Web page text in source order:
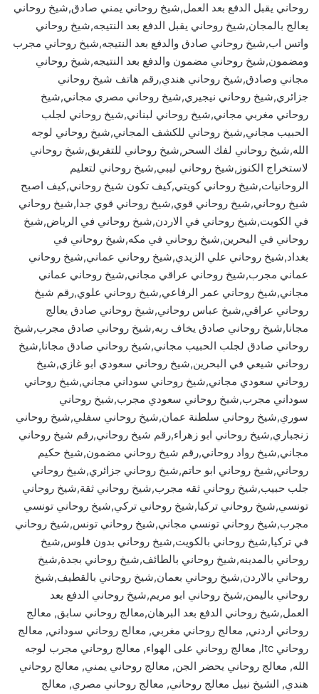
روحاني يقبل الدفع بعد العمل,شيخ روحاني يمني صادق,شيخ روحاني
يعالج بالمجان,شيخ روحاني يقبل الدفع بعد النتيجه,شيخ روحاني
واتس اب,شيخ روحاني صادق والدفع بعد النتيجه,شيخ روحاني مجرب
ومضمون,شيخ روحاني مضمون والدفع بعد النتيجه,شيخ روحاني
مجاني وصادق,شيخ روحاني هندي,رقم هاتف شيخ روحاني
جزائري,شيخ روحاني نيجيري,شيخ روحاني مصري مجاني,شيخ
روحاني مغربي مجاني,شيخ روحاني لبناني,شيخ روحاني لجلب
الحبيب مجاني,شيخ روحاني للكشف المجاني,شيخ روحاني لوجه
الله,شيخ روحاني لفك السحر,شيخ روحاني للتفريق,شيخ روحاني
لاستخراج الكنوز,شيخ روحاني ليبي,شيخ روحاني لتعليم
الروحانيات,شيخ روحاني كويتي,كيف تكون شيخ روحاني,كيف اصبح
شيخ روحاني,شيخ روحاني قوي,شيخ روحاني قوي جدا,شيخ روحاني
في الكويت,شيخ روحاني في الاردن,شيخ روحاني في الرياض,شيخ
روحاني في البحرين,شيخ روحاني في مكه,شيخ روحاني في
بغداد,شيخ روحاني علي الزيدي,شيخ روحاني عماني,شيخ روحاني
عماني مجرب,شيخ روحاني عراقي مجاني,شيخ روحاني عماني
مجاني,شيخ روحاني عمر الرفاعي,شيخ روحاني علوي,رقم شيخ
روحاني عراقي,شيخ عباس روحاني,شيخ روحاني صادق يعالج
مجانا,شيخ روحاني صادق يخاف ربه,شيخ روحاني صادق مجرب,شيخ
روحاني صادق لجلب الحبيب مجاني,شيخ روحاني صادق مجانا,شيخ
روحاني شيعي في البحرين,شيخ روحاني سعودي ابو غازي,شيخ
روحاني سعودي مجاني,شيخ روحاني سوداني مجاني,شيخ روحاني
سوداني مجرب,شيخ روحاني سعودي مجرب,شيخ روحاني
سوري,شيخ روحاني سلطنة عمان,شيخ روحاني سفلي,شيخ روحاني
زنجباري,شيخ روحاني ابو زهراء,رقم شيخ روحاني,رقم شيخ روحاني
مجاني,شيخ رواد روحاني,رقم شيخ روحاني مضمون,شيخ حكيم
روحاني,شيخ روحاني ابو حاتم,شيخ روحاني جزائري,شيخ روحاني
جلب حبيب,شيخ روحاني ثقه مجرب,شيخ روحاني ثقة,شيخ روحاني
تونسي,شيخ روحاني تركيا,شيخ روحاني تركي,شيخ روحاني تونسي
مجرب,شيخ روحاني تونسي مجاني,شيخ روحاني تونس,شيخ روحاني
في تركيا,شيخ روحاني بالكويت,شيخ روحاني بدون فلوس,شيخ
روحاني بالمدينه,شيخ روحاني بالطائف,شيخ روحاني بجدة,شيخ
روحاني بالاردن,شيخ روحاني بعمان,شيخ روحاني بالقطيف,شيخ
روحاني باليمن,شيخ روحاني ابو مريم,شيخ روحاني الدفع بعد
العمل,شيخ روحاني الدفع بعد البرهان,معالج روحاني سابق, معالج
روحاني اردني, معالج روحاني مغربي, معالج روحاني سوداني, معالج
روحاني ltc, معالج روحاني على الهواء, معالج روحاني مجرب لوجه
الله, معالج روحاني يحضر الجن, معالج روحاني يمني, معالج روحاني
هندي, الشيخ نبيل معالج روحاني, معالج روحاني مصري, معالج